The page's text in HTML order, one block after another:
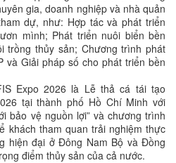
gia, doanh nghiệp và nhà quản
dự, như: Hợp tác và phát triển
mình; Phát triển nuôi biển bền
trồng thủy sản; Chương trình phát
và Giải pháp số cho phát triển bền
Expo 2026 là Lễ thả cá tái tạo
tại thành phố Hồ Chí Minh với
bảo vệ nguồn lợi” và chương trình
khách tham quan trải nghiệm thực
hiện đại ở Đông Nam Bộ và Đồng
điểm thủy sản của cả nước.